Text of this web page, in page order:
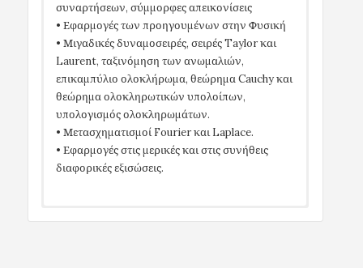
συναρτήσεων, σύμμορφες απεικονίσεις
• Εφαρμογές των προηγουμένων στην Φυσική
• Μιγαδικές δυναμοσειρές, σειρές Taylor και
Laurent, ταξινόμηση των ανωμαλιών,
επικαμπύλιο ολοκλήρωμα, θεώρημα Cauchy και
θεώρημα ολοκληρωτικών υπολοίπων,
υπολογισμός ολοκληρωμάτων.
• Μετασχηματισμοί Fourier και Laplace.
• Εφαρμογές στις μερικές και στις συνήθεις
διαφορικές εξισώσεις.